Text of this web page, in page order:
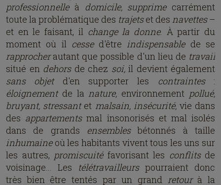
professionnelleà domicile, supprimecarrément
toute la problématique des trajetset des navettes–
et en le faisant, il change la donne. À partir du
moment où il cessed'être indispensablede se
rapprocherautant que possible d'un lieu de travail
situé en dehorsde chez soi,il devient également
sans objetd'en supporter les contraintes:
éloignementde la nature, environnement pollué,
bruyant, stressantet malsain, insécurité,vie dans
des appartementsmal insonorisés et mal isolés
dans de grands ensemblesbétonnés à taille
inhumaineoù les habitants vivent tous les uns sur
les autres, promiscuitéfavorisant les conflitsde
voisinage... Les télétravailleurspourraient donc
très bien être tentés par un grand retourà la